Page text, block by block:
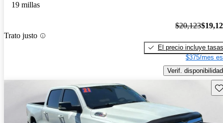
19 millas
Trato justo
$20,123
El precio incluye tasas
$375/mes
Verif. disponibilidad